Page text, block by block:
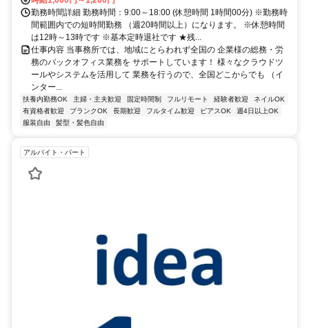
勤務時間詳細 勤務時間：9:00～18:00 (休憩時間 1時間00分) ※勤務時
間範囲内での短時間勤務 （週20時間以上）になります。 ※休憩時間
は12時～13時です ※基本定時退社です ★残...
仕事内容 当事務所では、地域にとらわれず全国の 企業様の総務・労
務のバックオフィス業務を サポートしています！ 様々なクラウドツ
ールやシステムを活用して 業務を行うので、全国どこからでも （イ
ンター...
扶養内勤務OK 主婦・主夫歓迎 固定時間制 フルリモート 経験者歓迎
ネイルOK
有資格者歓迎
ブランクOK 長期歓迎 フルタイム歓迎 ピアスOK
週4日以上OK
服装自由
髪型・髪色自由
アルバイト・パート